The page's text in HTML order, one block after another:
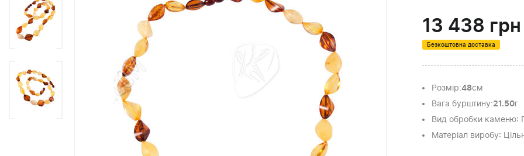
13 438 грн
Безкоштовна доставка
Розмір:48см
Вага бурштину:21.50г
Вид обробки каменю:
Матеріал виробу: